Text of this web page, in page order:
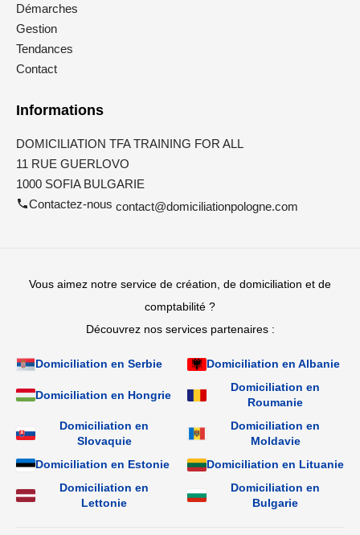
Démarches
Gestion
Tendances
Contact
Informations
DOMICILIATION TFA TRAINING FOR ALL
11 RUE GUERLOVO
1000 SOFIA BULGARIE
Contactez-nous contact@domiciliationpologne.com
Vous aimez notre service de création, de domiciliation et de
comptabilité ?
Découvrez nos services partenaires :
Domiciliation en Serbie Domiciliation en Albanie
Domiciliation en Hongrie
Domiciliation en
Roumanie
Domiciliation en
Slovaquie
Domiciliation en
Moldavie
Domiciliation en Estonie
Domiciliation en Lituanie
Domiciliation en
Lettonie
Domiciliation en
Bulgarie